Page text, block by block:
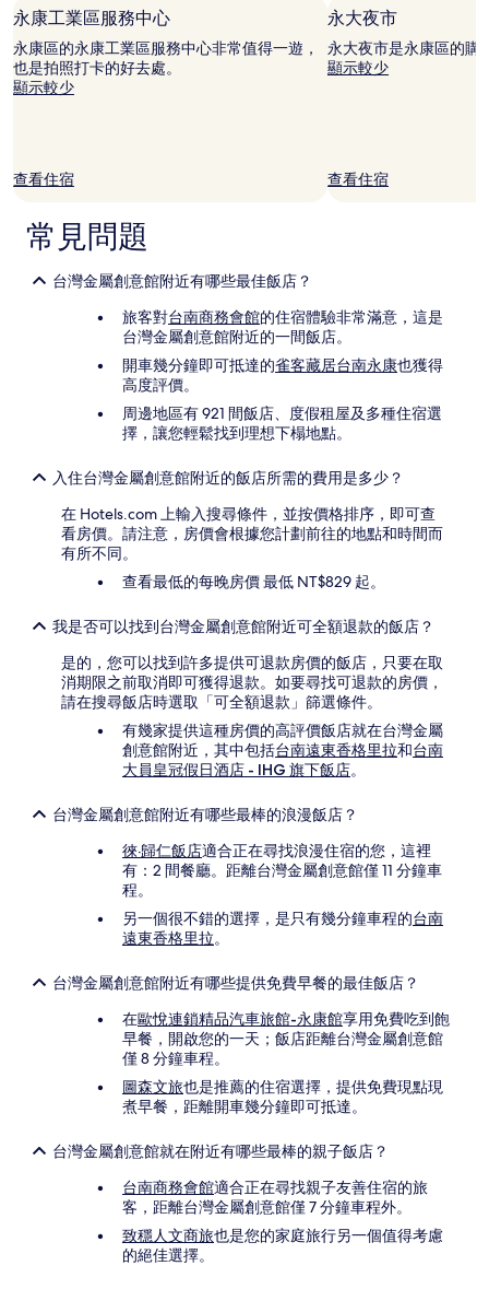
價
格
和
供
應
能
會
所
變
可
永康工業區服務中心
永康區的永康工業區服務中心非常值得一遊，
也是拍照打卡的好去處。
顯示較少
查看住宿
永大夜市
永大夜市是永康區的購
顯示較少
查看住宿
常見問題
台灣金屬創意館附近有哪些最佳飯店？
旅客對台南商務會館的住宿體驗非常滿意，這是
台灣金屬創意館附近的一間飯店。
開車幾分鐘即可抵達的雀客藏居台南永康也獲得
高度評價。
周邊地區有 921 間飯店、度假租屋及多種住宿選
擇，讓您輕鬆找到理想下榻地點。
入住台灣金屬創意館附近的飯店所需的費用是多少？
在 Hotels.com 上輸入搜尋條件，並按價格排序，即可查
看房價。請注意，房價會根據您計劃前往的地點和時間而
有所不同。
查看最低的每晚房價 最低 NT$829 起。
我是否可以找到台灣金屬創意館附近可全額退款的飯店？
是的，您可以找到許多提供可退款房價的飯店，只要在取
消期限之前取消即可獲得退款。如要尋找可退款的房價，
請在搜尋飯店時選取「可全額退款」篩選條件。
有幾家提供這種房價的高評價飯店就在台灣金屬
創意館附近，其中包括台南遠東香格里拉和台南
大員皇冠假日酒店 - IHG 旗下飯店。
台灣金屬創意館附近有哪些最棒的浪漫飯店？
徠·歸仁飯店適合正在尋找浪漫住宿的您，這裡
有：2 間餐廳。距離台灣金屬創意館僅 11 分鐘車
程。
另一個很不錯的選擇，是只有幾分鐘車程的台南
遠東香格里拉。
台灣金屬創意館附近有哪些提供免費早餐的最佳飯店？
在歐悅連鎖精品汽車旅館-永康館享用免費吃到飽
早餐，開啟您的一天；飯店距離台灣金屬創意館
僅 8 分鐘車程。
圖森文旅也是推薦的住宿選擇，提供免費現點現
煮早餐，距離開車幾分鐘即可抵達。
台灣金屬創意館就在附近有哪些最棒的親子飯店？
台南商務會館適合正在尋找親子友善住宿的旅
客，距離台灣金屬創意館僅 7 分鐘車程外。
致穩人文商旅也是您的家庭旅行另一個值得考慮
的絕佳選擇。